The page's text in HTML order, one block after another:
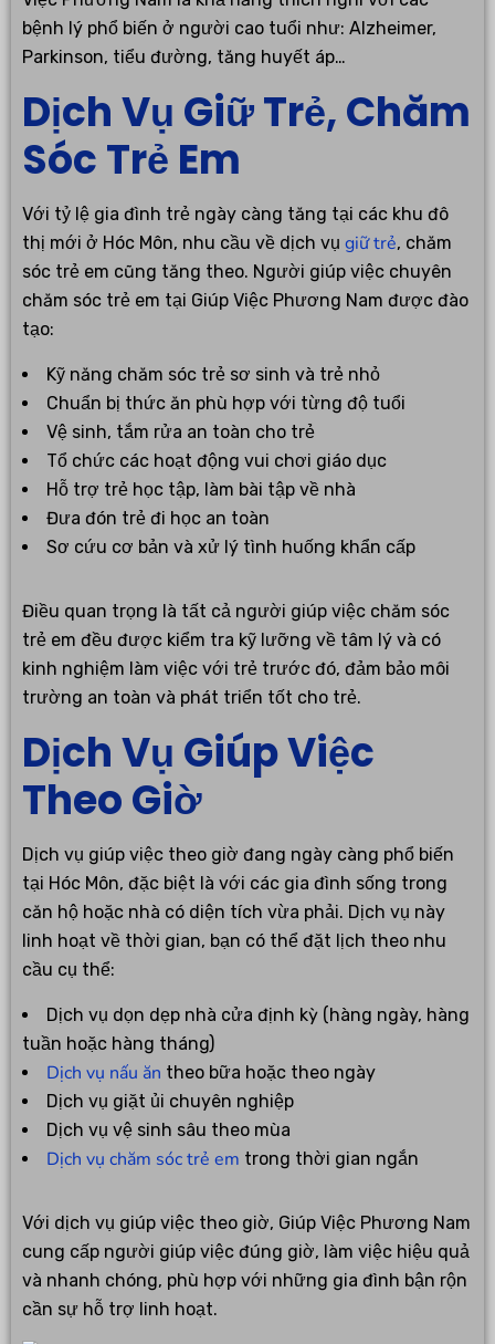
bệnh lý phổ biến ở người cao tuổi như: Alzheimer,
Parkinson, tiểu đường, tăng huyết áp…
Dịch Vụ Giữ Trẻ, Chăm
Sóc Trẻ Em
Với tỷ lệ gia đình trẻ ngày càng tăng tại các khu đô
thị mới ở Hóc Môn, nhu cầu về dịch vụ giữ trẻ, chăm
sóc trẻ em cũng tăng theo. Người giúp việc chuyên
chăm sóc trẻ em tại Giúp Việc Phương Nam được đào
tạo:
Kỹ năng chăm sóc trẻ sơ sinh và trẻ nhỏ
Chuẩn bị thức ăn phù hợp với từng độ tuổi
Vệ sinh, tắm rửa an toàn cho trẻ
Tổ chức các hoạt động vui chơi giáo dục
Hỗ trợ trẻ học tập, làm bài tập về nhà
Đưa đón trẻ đi học an toàn
Sơ cứu cơ bản và xử lý tình huống khẩn cấp
Điều quan trọng là tất cả người giúp việc chăm sóc
trẻ em đều được kiểm tra kỹ lưỡng về tâm lý và có
kinh nghiệm làm việc với trẻ trước đó, đảm bảo môi
trường an toàn và phát triển tốt cho trẻ.
Dịch Vụ Giúp Việc
Theo Giờ
Dịch vụ giúp việc theo giờ đang ngày càng phổ biến
tại Hóc Môn, đặc biệt là với các gia đình sống trong
căn hộ hoặc nhà có diện tích vừa phải. Dịch vụ này
linh hoạt về thời gian, bạn có thể đặt lịch theo nhu
cầu cụ thể:
Dịch vụ dọn dẹp nhà cửa định kỳ (hàng ngày, hàng
tuần hoặc hàng tháng)
Dịch vụ nấu ăn theo bữa hoặc theo ngày
Dịch vụ giặt ủi chuyên nghiệp
Dịch vụ vệ sinh sâu theo mùa
Dịch vụ chăm sóc trẻ em trong thời gian ngắn
Với dịch vụ giúp việc theo giờ, Giúp Việc Phương Nam
cung cấp người giúp việc đúng giờ, làm việc hiệu quả
và nhanh chóng, phù hợp với những gia đình bận rộn
cần sự hỗ trợ linh hoạt.